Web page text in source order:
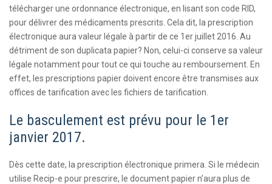
télécharger une ordonnance électronique, en lisant son code RID,
pour délivrer des médicaments prescrits. Cela dit, la prescription
électronique aura valeur légale à partir de ce 1er juillet 2016. Au
détriment de son duplicata papier? Non, celui-ci conserve sa valeur
légale notamment pour tout ce qui touche au remboursement. En
effet, les prescriptions papier doivent encore être transmises aux
offices de tarification avec les fichiers de tarification.
Le basculement est prévu pour le 1er
janvier 2017.
Dès cette date, la prescription électronique primera. Si le médecin
utilise Recip-e pour prescrire, le document papier n’aura plus de